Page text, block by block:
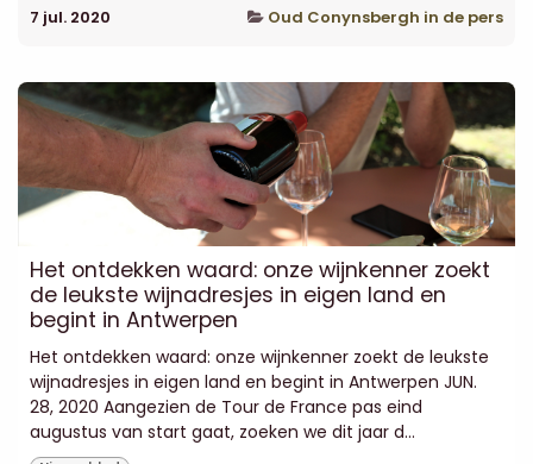
7 jul. 2020 Oud Conynsbergh in de pers
Het ontdekken waard: onze wijnkenner zoekt
de leukste wijnadresjes in eigen land en
begint in Antwerpen
Het ontdekken waard: onze wijnkenner zoekt de leukste
wijnadresjes in eigen land en begint in Antwerpen JUN.
28, 2020 Aangezien de Tour de France pas eind
augustus van start gaat, zoeken we dit jaar d...